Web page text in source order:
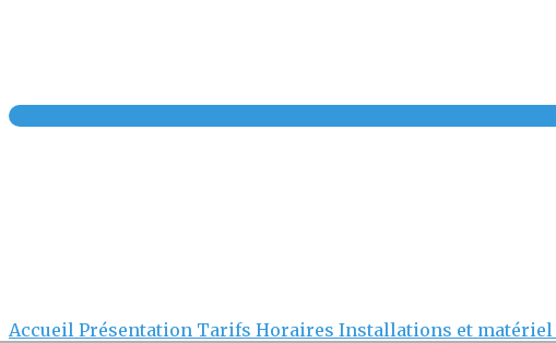
Accueil Présentation Tarifs Horaires Installations et matériel